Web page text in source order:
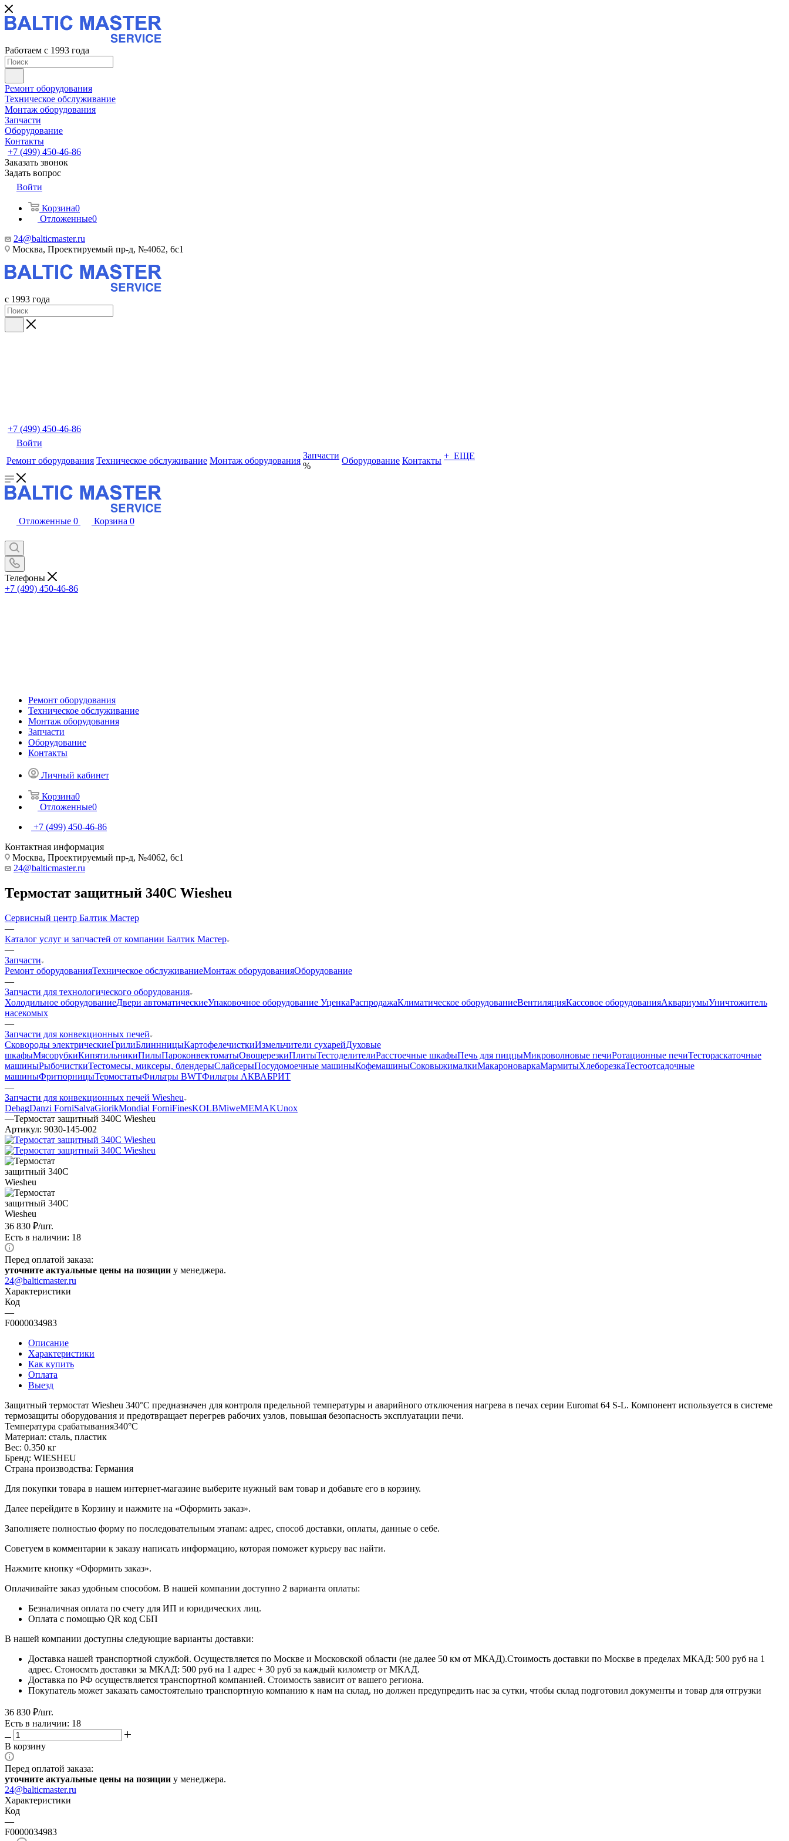
Работаем с 1993 года
Ремонт оборудования
Техническое обслуживание
Монтаж оборудования
Запчасти
Оборудование
Контакты
+7 (499) 450-46-86
Заказать звонок
Задать вопрос
Войти
Корзина0
Отложенные0
24@balticmaster.ru
Москва, Проектируемый пр-д, №4062, 6с1
с 1993 года
+7 (499) 450-46-86
Войти
Ремонт оборудования Техническое обслуживание Монтаж оборудования
Запчасти
%
Оборудование Контакты + ЕЩЕ
Отложенные 0 Корзина 0
Телефоны
+7 (499) 450-46-86
Ремонт оборудования
Техническое обслуживание
Монтаж оборудования
Запчасти
Оборудование
Контакты
Личный кабинет
Корзина0
Отложенные0
+7 (499) 450-46-86
Контактная информация
Москва, Проектируемый пр-д, №4062, 6с1
24@balticmaster.ru
Термостат защитный 340С Wiesheu
Сервисный центр Балтик Мастер
—
Каталог услуг и запчастей от компании Балтик Мастер
—
Запчасти
Ремонт оборудованияТехническое обслуживаниеМонтаж оборудованияОборудование
—
Запчасти для технологического оборудования
Холодильное оборудованиеДвери автоматическиеУпаковочное оборудование УценкаРаспродажаКлиматическое оборудованиеВентиляцияКассовое оборудованияАквариумыУничтожитель
насекомых
—
Запчасти для конвекционных печей
Cковороды электрическиеГрилиБлиннницыКартофелечисткиИзмельчители сухарейДуховые
шкафыМясорубкиКипятильникиПилыПароконвектоматыОвощерезкиПлитыТестоделителиРасстоечные шкафыПечь для пиццыМикроволновые печиРотационные печиТестораскаточные
машиныРыбочисткиТестомесы, миксеры, блендерыСлайсерыПосудомоечные машиныКофемашиныСоковыжималкиМакароноваркаМармитыХлеборезкаТестоотсадочные
машиныФритюрницыТермостатыФильтры BWTФильтры АКВАБРИТ
—
Запчасти для конвекционных печей Wiesheu
DebagDanzi ForniSalvaGiorikMondial ForniFinesKOLBMiweMEMAKUnox
—Термостат защитный 340С Wiesheu
Артикул: 9030-145-002
36 830 ₽/шт.
Есть в наличии: 18
Перед оплатой заказа:
уточните актуальные цены на позиции у менеджера.
24@balticmaster.ru
Характеристики
Код
—
F0000034983
Описание
Характеристики
Как купить
Оплата
Выезд
Защитный термостат Wiesheu 340°C предназначен для контроля предельной температуры и аварийного отключения нагрева в печах серии Euromat 64 S-L. Компонент используется в системе
термозащиты оборудования и предотвращает перегрев рабочих узлов, повышая безопасность эксплуатации печи.
Температура срабатывания340°C
Материал: сталь, пластик
Вес: 0.350 кг
Бренд: WIESHEU
Страна производства: Германия
Для покупки товара в нашем интернет-магазине выберите нужный вам товар и добавьте его в корзину.
Далее перейдите в Корзину и нажмите на «Оформить заказ».
​​​​​​​Заполняете полностью форму по последовательным этапам: адрес, способ доставки, оплаты, данные о себе.
​​​​​​​Советуем в комментарии к заказу написать информацию, которая поможет курьеру вас найти.
​​​​​​​Нажмите кнопку «Оформить заказ».
Оплачивайте заказ удобным способом. В нашей компании доступно 2 варианта оплаты:
Безналичная оплата по счету для ИП и юридических лиц.
Оплата с помощью QR код СБП
В нашей компании доступны следующие варианты доставки:
Доставка нашей транспортной службой. Осуществляется по Москве и Московской области (не далее 50 км от МКАД).Стоимость доставки по Москве в пределах МКАД: 500 руб на 1
адрес. Стоиосмть доставки за МКАД: 500 руб на 1 адрес + 30 руб за каждый километр от МКАД.
Доставка по РФ осуществляется транспортной компанией. Стоимость зависит от вашего региона.
Покупатель может заказать самостоятельно транспортную компанию к нам на склад, но должен предупредить нас за сутки, чтобы склад подготовил документы и товар для отгрузки
36 830 ₽/шт.
Есть в наличии: 18
В корзину
Перед оплатой заказа:
уточните актуальные цены на позиции у менеджера.
24@balticmaster.ru
Характеристики
Код
—
F0000034983